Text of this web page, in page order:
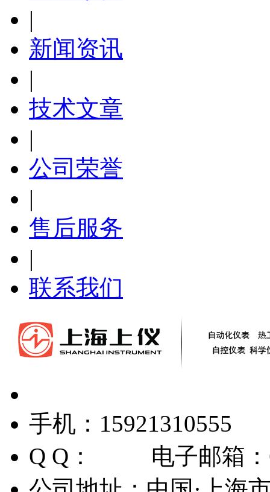
|
新闻资讯
|
技术文章
|
公司荣誉
|
售后服务
|
联系我们
手机：15921310555
Q Q：
电子邮箱：